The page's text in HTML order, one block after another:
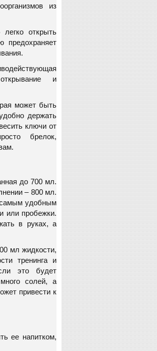
из
открыть
и
может быть
держать
ключи от
брелок,
до 700 мл.
– 800 мл.
самым удобным
или пробежки.
в руках, а
мл жидкости,
тренинга и
это будет
солей, а
привести к
ее напитком,